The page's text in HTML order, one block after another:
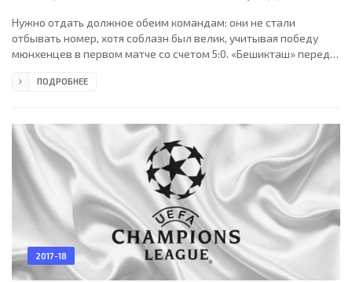
Нужно отдать должное обеим командам: они не стали
отбывать номер, хотя соблазн был велик, учитывая победу
мюнхенцев в первом матче со счетом 5:0. «Бешикташ» перед
унижения в Германии, поэтому старался изо всех сил
основными футболистами, которые выкладывались мощно и
не экономили силы в основном, хотя после второго гола
«Бавария» стала
ПОДРОБНЕЕ
2017-18